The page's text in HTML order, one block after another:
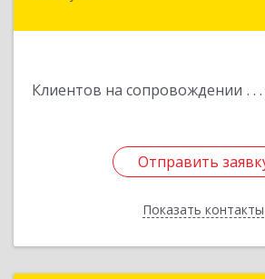
Клиентов на сопровождении
Отправить
Показать контакты
Отправить
Назад